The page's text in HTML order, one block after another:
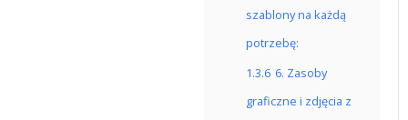
szablony na każdą
potrzebę:
1.3.6 6. Zasoby
graficzne i zdjęcia z